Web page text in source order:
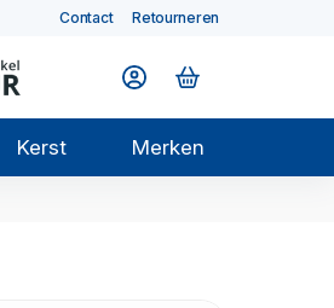
Contact Retourneren
Kerst Merken